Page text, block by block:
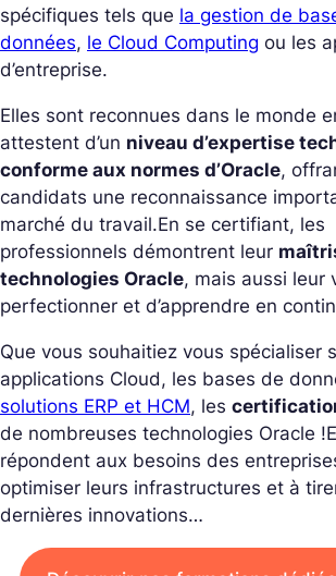
spécifiques tels que la gestion de
données, le Cloud Computing ou les
d’entreprise.
Elles sont reconnues dans le monde
attestent d’un niveau d’expertise
conforme aux normes d’Oracle,
candidats une reconnaissance
marché du travail.En se certifiant, les
professionnels démontrent leur
technologies Oracle, mais aussi leur
perfectionner et d’apprendre en
Que vous souhaitiez vous spécialiser
applications Cloud, les bases de
solutions ERP et HCM, les
de nombreuses technologies Oracle !
répondent aux besoins des
optimiser leurs infrastructures et à
dernières innovations…